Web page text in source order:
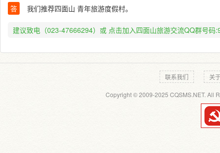
答 我们推荐四面山 青年旅游度假村。
建议致电（023-47666294）或 点击加入四面山旅游交流QQ群号码
联系我们 关
Copyright © 2009-2025 CQSMS.NET. All